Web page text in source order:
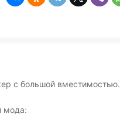
с большой вместимостью.
мода: